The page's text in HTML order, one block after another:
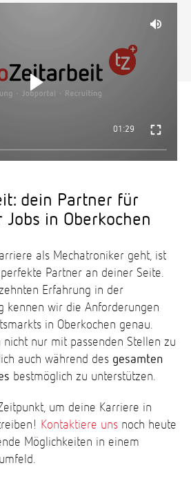
01:29
dein Partner für
in Oberkochen
als Mechatroniker geht, ist
Partner an deiner Seite.
Erfahrung in der
kennen wir die Anforderungen
in Oberkochen genau.
nicht nur mit passenden Stellen zu
auch während des gesamten
bestmöglich zu unterstützen.
um deine Karriere in
Kontaktiere uns noch heute
Möglichkeiten in einem